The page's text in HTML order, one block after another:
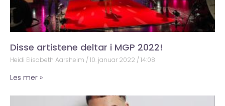
Disse artistene deltar i MGP 2022!
Heidi Elisabeth Aarsheim 10. januar 2022 14:08
Les mer »